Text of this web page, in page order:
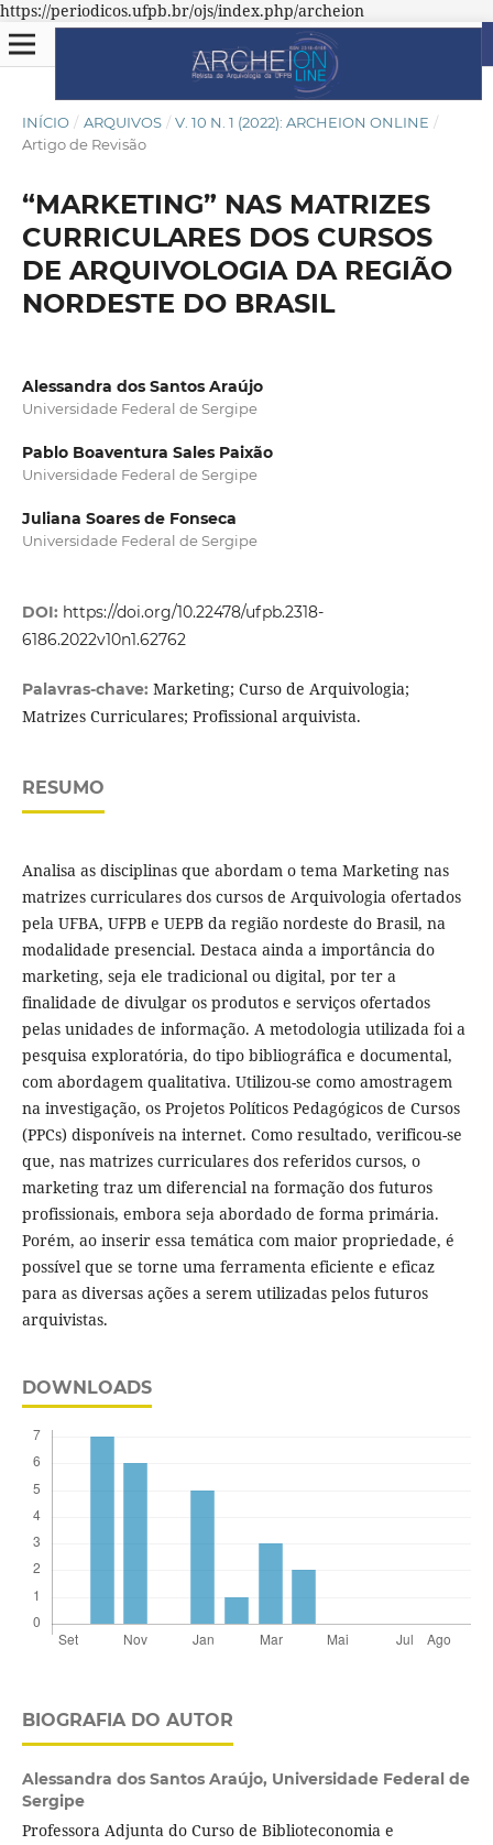
https://periodicos.ufpb.br/ojs/index.php/archeion
INÍCIO / ARQUIVOS / V. 10 N. 1 (2022): ARCHEION ONLINE /
Artigo de Revisão
“MARKETING” NAS MATRIZES
CURRICULARES DOS CURSOS
DE ARQUIVOLOGIA DA REGIÃO
NORDESTE DO BRASIL
Alessandra dos Santos Araújo
Universidade Federal de Sergipe
Pablo Boaventura Sales Paixão
Universidade Federal de Sergipe
Juliana Soares de Fonseca
Universidade Federal de Sergipe
DOI: https://doi.org/10.22478/ufpb.2318-
6186.2022v10n1.62762
Palavras-chave: Marketing; Curso de Arquivologia;
Matrizes Curriculares; Profissional arquivista.
RESUMO
Analisa as disciplinas que abordam o tema Marketing nas
matrizes curriculares dos cursos de Arquivologia ofertados
pela UFBA, UFPB e UEPB da região nordeste do Brasil, na
modalidade presencial. Destaca ainda a importância do
marketing, seja ele tradicional ou digital, por ter a
finalidade de divulgar os produtos e serviços ofertados
pelas unidades de informação. A metodologia utilizada foi a
pesquisa exploratória, do tipo bibliográfica e documental,
com abordagem qualitativa. Utilizou-se como amostragem
na investigação, os Projetos Políticos Pedagógicos de Cursos
(PPCs) disponíveis na internet. Como resultado, verificou-se
que, nas matrizes curriculares dos referidos cursos, o
marketing traz um diferencial na formação dos futuros
profissionais, embora seja abordado de forma primária.
Porém, ao inserir essa temática com maior propriedade, é
possível que se torne uma ferramenta eficiente e eficaz
para as diversas ações a serem utilizadas pelos futuros
arquivistas.
DOWNLOADS
BIOGRAFIA DO AUTOR
Alessandra dos Santos Araújo, Universidade Federal de
Sergipe
Professora Adjunta do Curso de Biblioteconomia e